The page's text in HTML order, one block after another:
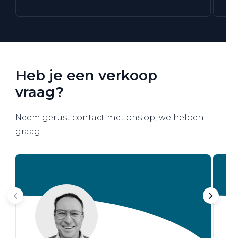
Heb je een verkoop
vraag?
Neem gerust contact met ons op, we helpen
graag.